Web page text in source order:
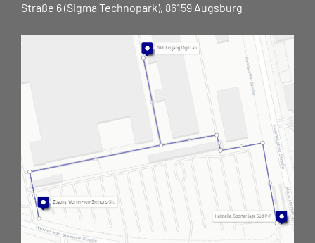
Straße 6 (Sigma Technopark), 86159 Augsburg